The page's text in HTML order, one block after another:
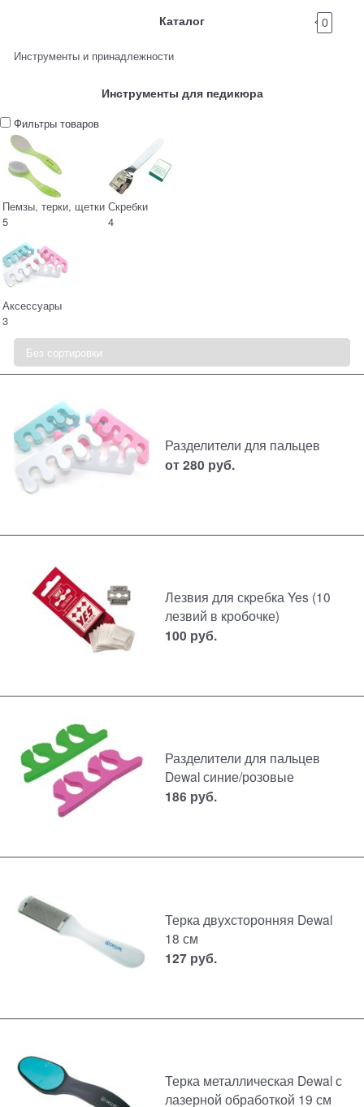
Каталог 0
Инструменты и принадлежности
Инструменты для педикюра
Фильтры товаров
Пемзы, терки, щетки
5
Скребки
4
Аксессуары
3
Разделители для пальцев
от280 руб.
Лезвия для скpебка Yes (10
лезвий в кробочке)
100 руб.
Разделители для пальцев
Dewal синие/розовые
186 руб.
Терка двухсторонняя Dewal
18 см
127 руб.
Терка металлическая Dewal с
лазерной обработкой 19 см